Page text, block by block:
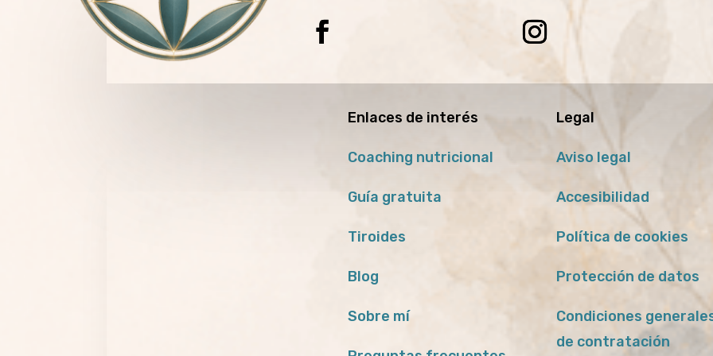
Enlaces de interés
Coaching nutricional
Guía gratuita
Tiroides
Blog
Sobre mí
Legal
Aviso legal
Accesibilidad
Política de cookies
Protección de datos
Condiciones
de contratación